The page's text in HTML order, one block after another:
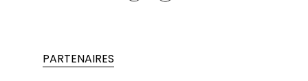
PARTENAIRES